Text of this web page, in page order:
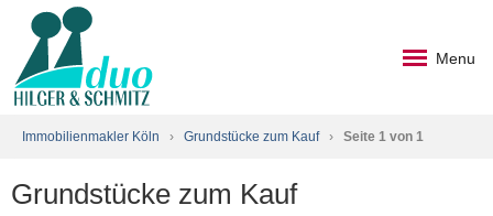
Menu
Immobilienmakler Köln › Grundstücke zum Kauf › Seite 1 von 1
Grundstücke zum Kauf